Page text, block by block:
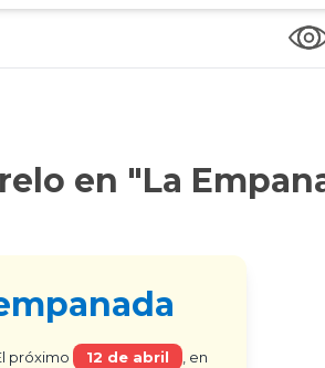
en "La
próximo 12 de abril
, en